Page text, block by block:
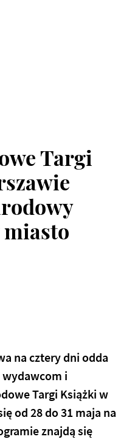
Targi
na cztery dni odda
i
Targi Książki w
od 28 do 31 maja na
znajdą się